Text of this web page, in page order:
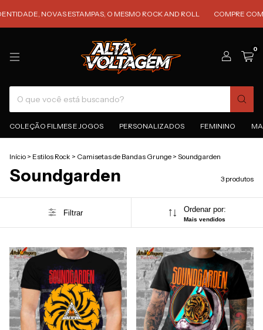
NOVAS ESTAMPAS, O MESMO ROCK AND ROLL COMPRE COM
0
COLEÇÃO FILMES E JOGOS PERSONALIZADOS FEMININO
Início > Estilos Rock > Camisetas de Bandas Grunge > Soundgarden
Soundgarden 3 produtos
Filtrar Ordenar por:
Mais vendidos